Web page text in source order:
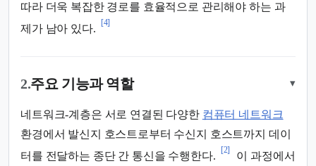
따라 더욱 복잡한 경로를 효율적으로 관리해야 하는 과
제가 남아 있다.
[4]
2.주요 기능과 역할 ▾
네트워크-계층은 서로 연결된 다양한 컴퓨터 네트워크
환경에서 발신지 호스트로부터 수신지 호스트까지 데이
터를 전달하는 종단 간 통신을 수행한다.
[2]
이 과정에서